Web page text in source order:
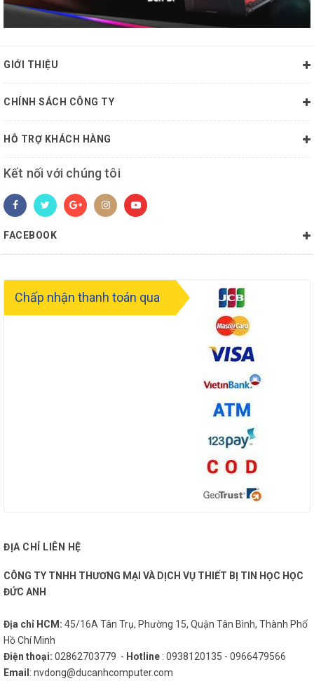
GIỚI THIỆU
CHÍNH SÁCH CÔNG TY
HỖ TRỢ KHÁCH HÀNG
Kết nối với chúng tôi
FACEBOOK
Chấp nhận thanh toán qua
ĐỊA CHỈ LIÊN HỆ
CÔNG TY TNHH THƯƠNG MẠI VÀ DỊCH VỤ THIẾT BỊ TIN HỌC HỌC
ĐỨC ANH
Địa chỉ HCM: 45/16A Tân Trụ, Phường 15, Quận Tân Bình, Thành Phố
Hồ Chí Minh
Điện thoại: 02862703779 - Hotline : 0938120135 - 0966479566
Email : nvdong@ducanhcomputer.com